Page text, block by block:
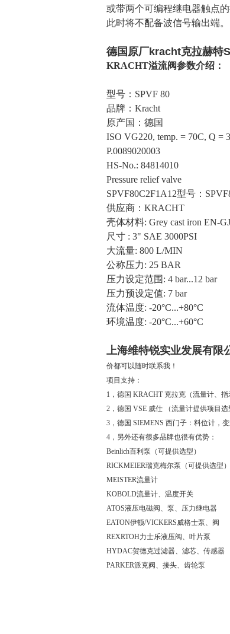
或带两个可编程继电器触点的
此时将不配备波信号输出端。
德国原厂kracht克拉赫特
KRACHT溢流阀参数介绍：
型号：SPVF 80
品牌：Kracht
原产国：德国
ISO VG220, temp. = 70C, Q =
P.0089020003
HS-No.: 84814010
Pressure relief valve
SPVF80C2F1A12型号：
供应商：KRACHT
壳体材料: Grey cast iron EN-
尺寸 : 3" SAE 3000PSI
大流量: 800 L/MIN
公称压力: 25 BAR
压力设定范围: 4 bar...12 bar
压力预设定值: 7 bar
流体温度: -20°C...+80°C
环境温度: -20°C...+60°C
上海维特锐实业发展有限
价都可以随时联系我！
项目支持：
1，德国 KRACHT 克拉克（流量计、
2，德国 VSE 威仕 （流量计提供项目选
3，德国 SIEMENS 西门子：料位计，
4，另外还有很多品牌也很有优势：
Beinlich百利泵（可提供选型）
RICKMEIER瑞克梅尔泵（可提供选型）
MEISTER流量计
KOBOLD流量计、温度开关
ATOS液压电磁阀、泵、压力继电器
EATON伊顿/VICKERS威格士泵、阀
REXRTOH力士乐液压阀、叶片泵
HYDAC贺德克过滤器、滤芯、传感器
PARKER派克阀、接头、齿轮泵